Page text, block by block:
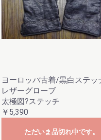
ヨーロッパ古着/黒白ステッ
レザーグローブ
太極図?ステッチ
￥5,390
ただいま品切れ中です。